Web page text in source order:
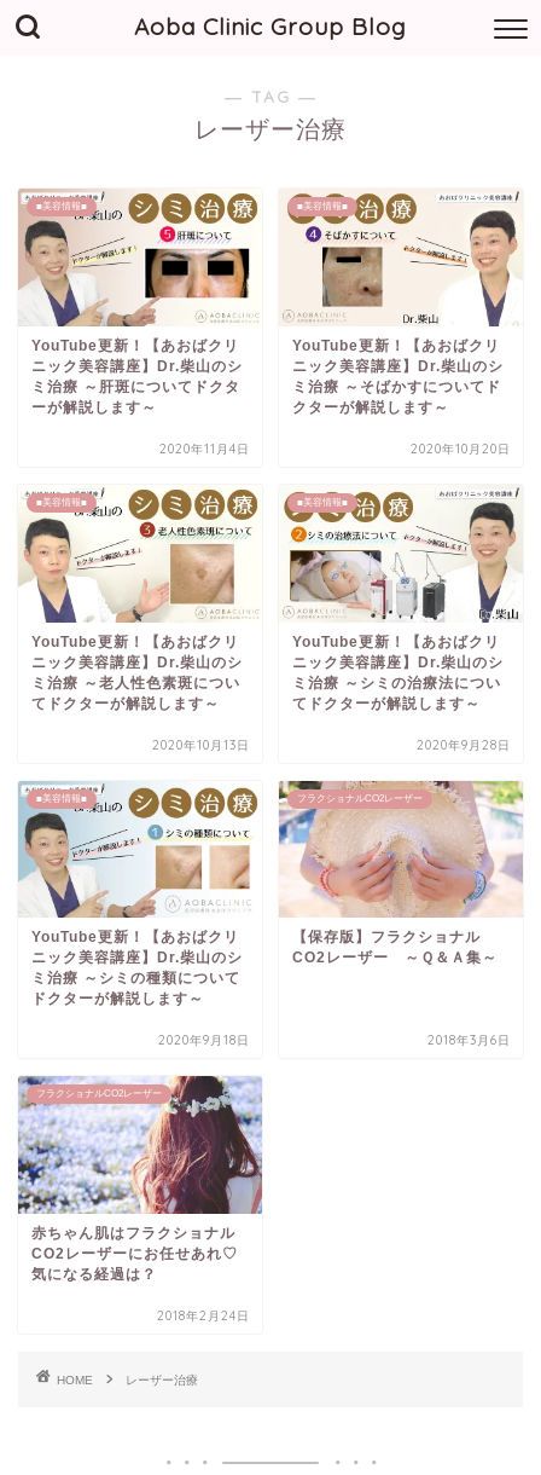
Aoba Clinic Group Blog
― TAG ―
レーザー治療
■美容情報■
YouTube更新！【あおばクリ
ニック美容講座】Dr.柴山のシ
ミ治療 ～肝斑についてドクタ
ーが解説します～
2020年11月4日
■美容情報■
YouTube更新！【あおばクリ
ニック美容講座】Dr.柴山のシ
ミ治療 ～そばかすについてド
クターが解説します～
2020年10月20日
■美容情報■
YouTube更新！【あおばクリ
ニック美容講座】Dr.柴山のシ
ミ治療 ～老人性色素斑につい
てドクターが解説します～
2020年10月13日
■美容情報■
YouTube更新！【あおばクリ
ニック美容講座】Dr.柴山のシ
ミ治療 ～シミの治療法につい
てドクターが解説します～
2020年9月28日
■美容情報■
YouTube更新！【あおばクリ
ニック美容講座】Dr.柴山のシ
ミ治療 ～シミの種類について
ドクターが解説します～
2020年9月18日
フラクショナルCO2レーザー
【保存版】フラクショナル
CO2レーザー ～Ｑ＆Ａ集～
2018年3月6日
フラクショナルCO2レーザー
赤ちゃん肌はフラクショナル
CO2レーザーにお任せあれ♡
気になる経過は？
2018年2月24日
HOME レーザー治療